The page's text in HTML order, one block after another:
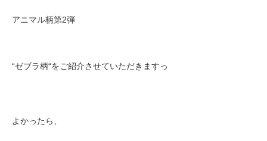
アニマル柄第2弾
“ゼブラ柄“をご紹介させていただきますっ
よかったら、